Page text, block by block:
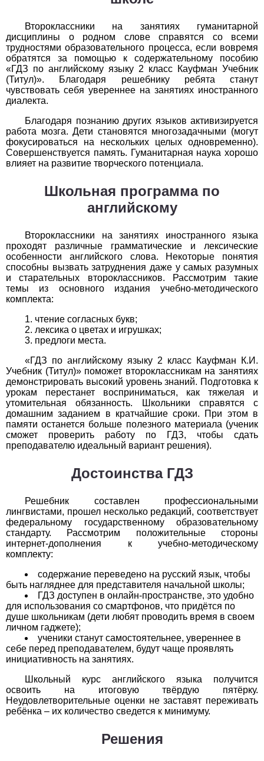
1
2 3 4 5 6 7 8 9 10
11
Литература
1
2 3 4 5 6 7 8 9 10
11
Математика
1
2 3 4 5 6 7 8 9 10
11
Немецкий язык
3 4 5 6 7 8 9 10
1
2 3 4 5 6 7 8 9 10
11
Обществоведение
1
2 3 4 5 6 7 8 9 10
11
Окружающий мир
2 3 4 5
Русский язык
1
2 3 4 5 6 7 8 9 10
11
Технология
1
2 3 4 5 6 7 8 9 10
11
Французский язык
1
2 3 4 5 6 8 9 10
11
1
2 3 4 5 6 7 8 9 10
11
Черчение
2 3 4 5 6 7 8 9 10
11
Экология
1
2 5 6 8 9
11
Экономика
5 6 7
Второклассники на занятиях гуманитарной
дисциплины о родном слове справятся со всеми
трудностями образовательного процесса, если вовремя
обратятся за помощью к содержательному пособию
«ГДЗ по английскому языку 2 класс Кауфман Учебник
(Титул)». Благодаря решебнику ребята станут
чувствовать себя увереннее на занятиях иностранного
диалекта.
Благодаря познанию других языков активизируется
работа мозга. Дети становятся многозадачными (могут
фокусироваться на нескольких целых одновременно).
Совершенствуется память. Гуманитарная наука хорошо
влияет на развитие творческого потенциала.
Школьная программа по
английскому
Второклассники на занятиях иностранного языка
проходят различные грамматические и лексические
особенности английского слова. Некоторые понятия
способны вызвать затруднения даже у самых разумных
и старательных второклассников. Рассмотрим такие
темы из основного издания учебно-методического
комплекта:
чтение согласных букв;
лексика о цветах и игрушках;
предлоги места.
«ГДЗ по английскому языку 2 класс Кауфман К.И.
Учебник (Титул)» поможет второклассникам на занятиях
демонстрировать высокий уровень знаний. Подготовка к
урокам перестанет восприниматься, как тяжелая и
утомительная обязанность. Школьники справятся с
домашним заданием в кратчайшие сроки. При этом в
памяти останется больше полезного материала (ученик
сможет проверить работу по ГДЗ, чтобы сдать
преподавателю идеальный вариант решения).
Достоинства ГДЗ
Решебник составлен профессиональными
лингвистами, прошел несколько редакций, соответствует
федеральному государственному образовательному
стандарту. Рассмотрим положительные стороны
интернет-дополнения к учебно-методическому
комплекту:
содержание переведено на русский язык, чтобы
быть нагляднее для представителя начальной школы;
ГДЗ доступен в онлайн-пространстве, это удобно
для использования со смартфонов, что придётся по
душе школьникам (дети любят проводить время в своем
личном гаджете);
ученики станут самостоятельнее, увереннее в
себе перед преподавателем, будут чаще проявлять
инициативность на занятиях.
Школьный курс английского языка получится
освоить на итоговую твёрдую пятёрку.
Неудовлетворительные оценки не заставят переживать
ребёнка – их количество сведется к минимуму.
Решения